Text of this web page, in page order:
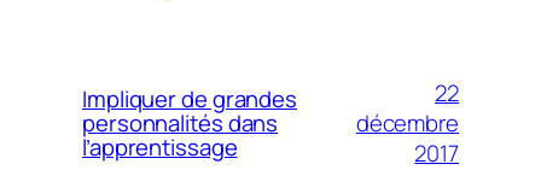
Impliquer de grandes
personnalités dans
l’apprentissage
22
décembre
2017